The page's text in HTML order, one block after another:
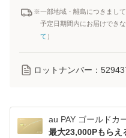
※一部地域・離島につきまし
予定日期間内にお届けでき
て ）
ロットナンバー：
au PAY ゴールドカ
最大23,000Pもら